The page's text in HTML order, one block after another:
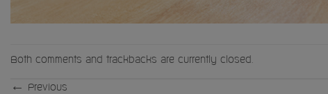
Both comments and trackbacks are currently closed.
←
Previous